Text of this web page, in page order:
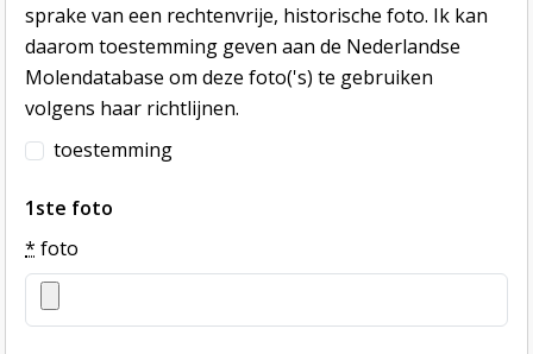
sprake van een rechtenvrije, historische foto. Ik kan
daarom toestemming geven aan de Nederlandse
Molendatabase om deze foto('s) te gebruiken
volgens haar richtlijnen.
toestemming
1ste foto
* foto